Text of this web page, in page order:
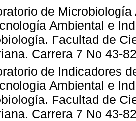
de
Ambiental e
Facultad de
Carrera 7 No 43-
de Indicadores
Ambiental e
Facultad de
Carrera 7 No 43-